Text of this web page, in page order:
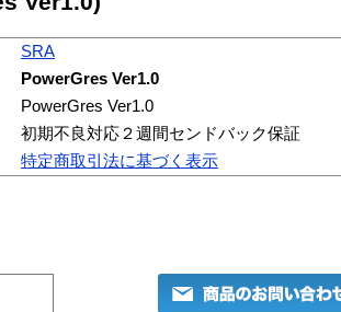
SRA
PowerGres Ver1.0
PowerGres Ver1.0
初期不良対応２週間センドバック保証
特定商取引法に基づく表示